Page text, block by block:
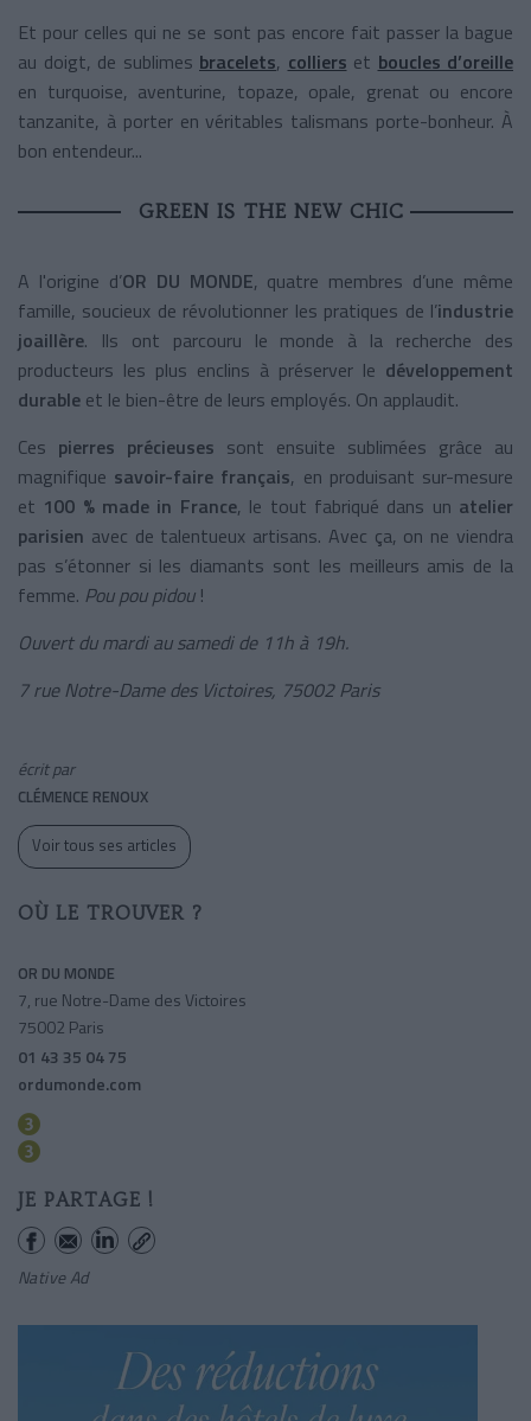
Et pour celles qui ne se sont pas encore fait passer la bague
au doigt, de sublimes bracelets, colliers et boucles d’oreille
en turquoise, aventurine, topaze, opale, grenat ou encore
tanzanite, à porter en véritables talismans porte-bonheur. À
bon entendeur...
GREEN IS THE NEW CHIC
A l'origine d’OR DU MONDE, quatre membres d’une même
famille, soucieux de révolutionner les pratiques de l’industrie
joaillère. Ils ont parcouru le monde à la recherche des
producteurs les plus enclins à préserver le développement
durable et le bien-être de leurs employés. On applaudit.
Ces pierres précieuses sont ensuite sublimées grâce au
magnifique savoir-faire français, en produisant sur-mesure
et 100 % made in France, le tout fabriqué dans un atelier
parisien avec de talentueux artisans. Avec ça, on ne viendra
pas s’étonner si les diamants sont les meilleurs amis de la
femme. Pou pou pidou!
Ouvert du mardi au samedi de 11h à 19h.
7 rue Notre-Dame des Victoires, 75002 Paris
écrit par
CLÉMENCE RENOUX
Voir tous ses articles
OÙ LE TROUVER ?
OR DU MONDE
7, rue Notre-Dame des Victoires
75002 Paris
01 43 35 04 75
ordumonde.com
JE PARTAGE !
Native Ad